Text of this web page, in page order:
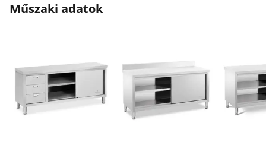
Műszaki adatok